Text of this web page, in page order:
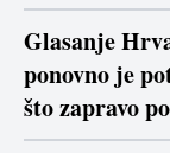
Glasanje
ponovno je
što zapravo